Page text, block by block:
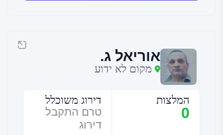
אוריאל ג.
מקום לא ידוע
המלצות
0
דירוג משוכלל
טרם התקבל
דירוג